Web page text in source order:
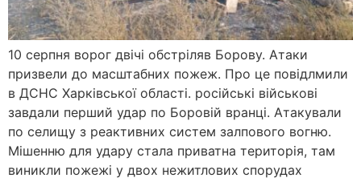
10 серпня ворог двічі обстріляв Борову. Атаки
призвели до масштабних пожеж. Про це повідлмили
в ДСНС Харківської області. російські військові
завдали перший удар по Боровій вранці. Атакували
по селищу з реактивних систем залпового вогню.
Мішенню для удару стала приватна територія, там
виникли пожежі у двох нежитлових спорудах